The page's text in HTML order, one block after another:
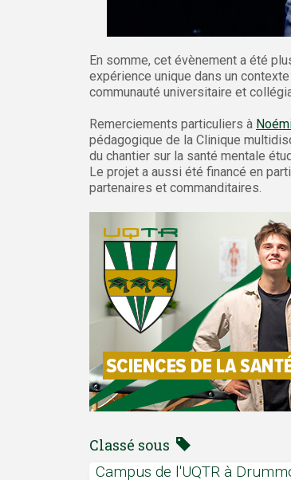
En somme, cet évènement a été
expérience unique dans un
communauté universitaire et
Remerciements particuliers à
pédagogique de la Clinique
du chantier sur la santé mentale
Le projet a aussi été financé en
partenaires et commanditaires.
Classé sous
campus de l'UQTR à